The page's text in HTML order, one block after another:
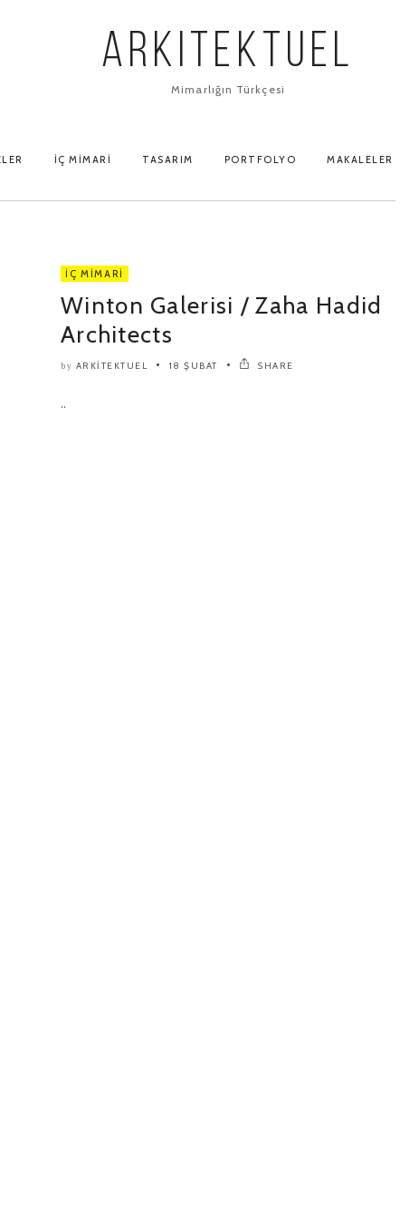
ARKITEKTUEL
Mimarlığın Türkçesi
İÇ MIMARI TASARIM PORTFOLYO MAKALELER
İÇ MIMARI
Winton Galerisi / Zaha Hadid
Architects
by ARKITEKTUEL 18 ŞUBAT SHARE
..